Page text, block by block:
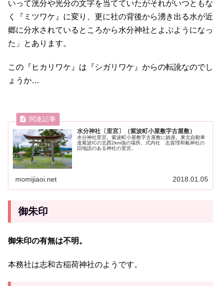
いって洸分や光分の文字を当てていたがそれがいつともな
く『ミツワケ』に変り、更に社の背後から湧き出る水が近
郷に分水されているところから水分神社とよぶようになっ
た」とあります。
この『ヒカリワケ』は『シガリワケ』からの転訛なのでし
ょうか…
水分神社〔里宮〕（紫波町小屋敷字古屋敷）
水分神社里宮。紫波町小屋敷字古屋敷に鎮座。東北自動車
道紫波ICの北西2km強の場所。式内社 志賀理和氣神社の
旧地説のある神社の里宮。
momijiaoi.net 2018.01.05
御朱印
御朱印の有無は不明。
本務社は志和古稲荷神社のようです。